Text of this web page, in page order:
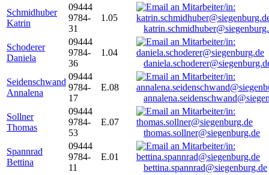
Schmidhuber
Katrin
09444
9784-
31
1.05
Schoderer
Daniela
09444
9784-
36
1.04
Seidenschwand
Annalena
09444
9784-
17
E.08
Sollner
Thomas
09444
9784-
53
E.07
thomas.sollner@siegenburg.de
Spannrad
Bettina
09444
9784-
11
E.01
bettina.spannrad@siegenburg.de